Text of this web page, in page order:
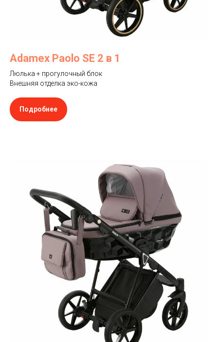
Adamex Paolo SE 2 в 1
Люлька + прогулочный блок
Внешняя отделка эко-кожа
Подробнее